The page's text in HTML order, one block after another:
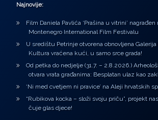
Najnovije:
Film Daniela Pavlića ‘Prašina u vitrini’ nagrađen
Montenegro International Film Festivalu
U središtu Petrinje otvorena obnovljena
Kultura vraćena kući, u samo srce grada!
Od petka do nedjelje (31.7. – 2.8.2026.)
otvara vrata građanima: Besplatan ulaz kao
‘Ni med cvetjem ni pravice’ na Aleji hrvatskih
“Rubikova kocka – složi svoju priču”, projekt
čuje glas djece!